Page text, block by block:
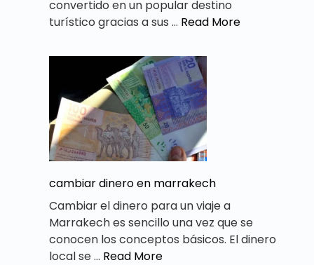
convertido en un popular destino
turístico gracias a sus … Read More
cambiar dinero en marrakech
Cambiar el dinero para un viaje a
Marrakech es sencillo una vez que se
conocen los conceptos básicos. El dinero
local se … Read More